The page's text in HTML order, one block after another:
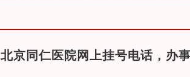
北京同仁医院网上挂号电话，办